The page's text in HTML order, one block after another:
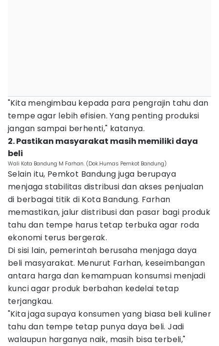
"Kita mengimbau kepada para pengrajin tahu dan
tempe agar lebih efisien. Yang penting produksi
jangan sampai berhenti," katanya.
2. Pastikan masyarakat masih memiliki daya
beli
Wali Kota Bandung M Farhan. (Dok.Humas Pemkot Bandung)
Selain itu, Pemkot Bandung juga berupaya
menjaga stabilitas distribusi dan akses penjualan
di berbagai titik di Kota Bandung. Farhan
memastikan, jalur distribusi dan pasar bagi produk
tahu dan tempe harus tetap terbuka agar roda
ekonomi terus bergerak.
Di sisi lain, pemerintah berusaha menjaga daya
beli masyarakat. Menurut Farhan, keseimbangan
antara harga dan kemampuan konsumsi menjadi
kunci agar produk berbahan kedelai tetap
terjangkau.
"Kita jaga supaya konsumen yang biasa beli kuliner
tahu dan tempe tetap punya daya beli. Jadi
walaupun harganya naik, masih bisa terbeli,"